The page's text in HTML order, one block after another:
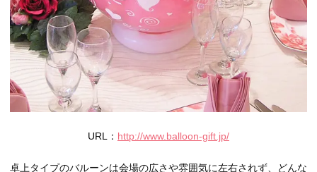
URL： http://www.balloon-gift.jp/
卓上タイプのバルーンは会場の広さや雰囲気に左右されず、どんな